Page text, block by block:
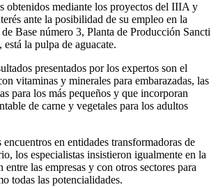
obtenidos mediante los proyectos del IIIA y
ante la posibilidad de su empleo en la
Base número 3, Planta de Producción Sancti
la pulpa de aguacate.
presentados por los expertos son el
vitaminas y minerales para embarazadas, las
para los más pequeños y que incorporan
de carne y vegetales para los adultos
en entidades transformadoras de
los especialistas insistieron igualmente en la
entre las empresas y con otros sectores para
todas las potencialidades.